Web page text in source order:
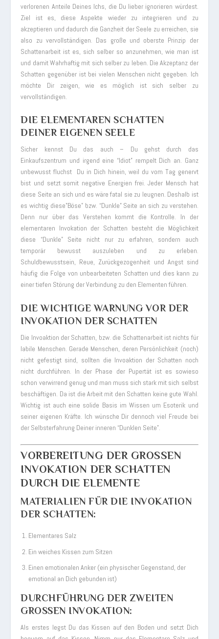
verlorenen Anteile Deines Ichs, die Du lieber ignorieren würdest.
Ziel ist es, diese Aspekte wieder zu integrieren und zu
akzeptieren und dadurch die Ganzheit der Seele zu erreichen, sie
also zu vervollständigen. Das große und oberste Prinzip der
Schattenarbeit ist es, sich selber so anzunehmen, wie man ist
und damit Wahrhaftig mit sich selber zu leben. Die Akzeptanz der
Schatten gegenüber ist bei vielen Menschen nicht gegeben. Ich
möchte Dir zeigen, wie es möglich ist sich selber zu
vervollständigen.
DIE ELEMENTAREN SCHATTEN
DEINER EIGENEN SEELE
Sicher kennst Du das auch – Du gehst durch das
Einkaufszentrum und irgend eine “Idiot” rempelt Dich an. Ganz
unbewusst fluchst Du in Dich hinein, weil du vom Tag genervt
bist und setzt somit negative Energien frei. Jeder Mensch hat
diese Seite an sich und es wäre fatal sie zu leugnen. Deshalb ist
es wichtig diese”Böse” bzw. “Dunkle” Seite an sich zu verstehen.
Denn nur über das Verstehen kommt die Kontrolle. In der
elementaren Invokation der Schatten besteht die Möglichkeit
diese “Dunkle” Seite nicht nur zu erfahren, sondern auch
temporär bewusst auszuleben und zu erleben.
Schuldbewusstsein, Reue, Zurückgezogenheit und Angst sind
häufig die Folge von unbearbeiteten Schatten und dies kann zu
einer tiefen Störung der Verbindung zu den Elementen führen.
DIE WICHTIGE WARNUNG VOR DER
INVOKATION DER SCHATTEN
Die Invoaktion der Schatten, bzw. die Schattenarbeit ist nichts für
labile Menschen. Gerade Menschen, deren Persönlichkeit (noch)
nicht gefestigt sind, sollten die Invoaktion der Schatten noch
nicht durchführen. In der Phase der Pupertät ist es sowieso
schon verwirrend genug und man muss sich stark mit sich selbst
beschäftigen. Da ist die Arbeit mit den Schatten keine gute Wahl.
Wichtig ist auch eine solide Basis im Wissen um Esoterik und
seiner eigenen Kräfte. Ich wünsche Dir dennoch viel Freude bei
der Selbsterfahrung Deiner inneren “Dunklen Seite”.
VORBEREITUNG DER GROSSEN I
NVOKATION DER SCHATTEN D
URCH DIE ELEMENTE
MATERIALIEN FÜR DIE INVOKATION
DER SCHATTEN:
Elementares Salz
Ein weiches Kissen zum Sitzen
Einen emotionalen Anker (ein physischer Gegenstand, der
emotional an Dich gebunden ist)
DURCHFÜHRUNG DER ZWEITEN
GROSSEN INVOKATION:
Als erstes legst Du das Kissen auf den Boden und setzt Dich